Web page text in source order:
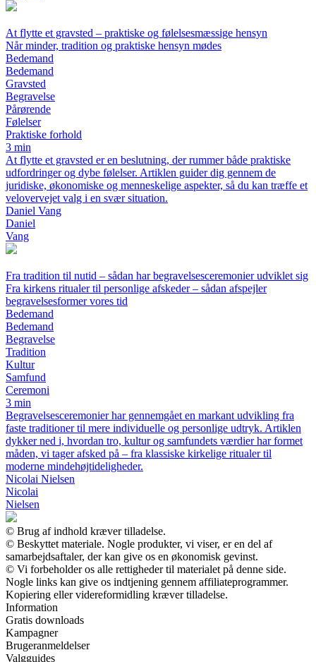
At flytte et gravsted – praktiske og følelsesmæssige hensyn
Når minder, tradition og praktiske hensyn mødes
Bedemand
Bedemand
Gravsted
Begravelse
Pårørende
Følelser
Praktiske forhold
3 min
At flytte et gravsted er en beslutning, der rummer både praktiske
udfordringer og dybe følelser. Artiklen guider dig gennem de
juridiske, økonomiske og menneskelige aspekter, så du kan træffe et
velovervejet valg i en svær situation.
Daniel Vang
Daniel
Vang
Fra tradition til nutid – sådan har begravelsesceremonier udviklet sig
Fra kirkens ritualer til personlige afskeder – sådan afspejler
begravelsesformer vores tid
Bedemand
Bedemand
Begravelse
Tradition
Kultur
Samfund
Ceremoni
3 min
Begravelsesceremonier har gennemgået en markant udvikling fra
faste traditioner til mere individuelle og personlige udtryk. Artiklen
dykker ned i, hvordan tro, kultur og samfundets værdier har formet
måden, vi tager afsked på – fra klassiske kirkelige ritualer til
moderne mindehøjtideligheder.
Nicolai Nielsen
Nicolai
Nielsen
© Brug af indhold kræver tilladelse.
© Beskyttet materiale. Nogle produkter, vi viser, er en del af
samarbejdsaftaler, der kan give os en økonomisk gevinst.
© Vi forbeholder os alle rettigheder til materialet på denne side.
Nogle links kan give os indtjening gennem affiliateprogrammer.
Kopiering eller videreformidling kræver tilladelse.
Information
Gratis downloads
Kampagner
Brugeranmeldelser
Valgguides